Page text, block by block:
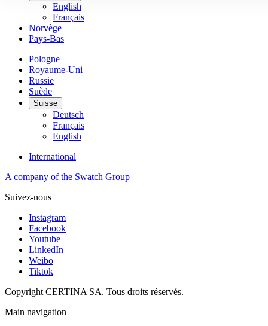
English
Français
Norvège
Pays-Bas
Pologne
Royaume-Uni
Russie
Suède
Suisse
Deutsch
Français
English
International
A company of the Swatch Group
Suivez-nous
Instagram
Facebook
Youtube
LinkedIn
Weibo
Tiktok
Copyright CERTINA SA. Tous droits réservés.
Main navigation